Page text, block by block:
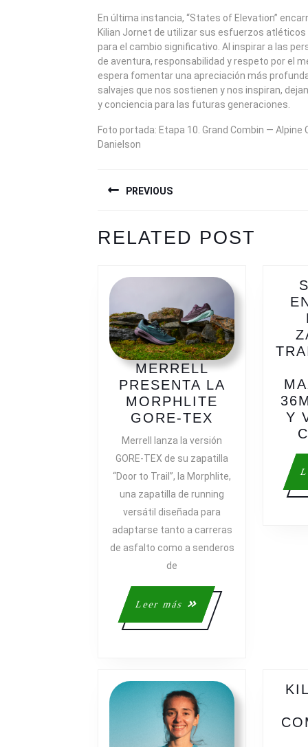
En última instancia, “States of Elevation”
Kilian Jornet de utilizar sus esfuerzos
para el cambio significativo. Al inspirar a las
de aventura, responsabilidad y respeto por el
espera fomentar una apreciación más
salvajes que nos sostienen y nos inspiran,
y conciencia para las futuras generaciones.
Foto portada: Etapa 10. Grand Combin —
Danielson
DE
ENTRADAS
PREVIOUS
post:
RELATED POST
MERRELL
PRESENTA LA
MORPHLITE
GORE-TEX
PRESENTA
LA
MORPHLITE
GORE-
TEX
Merrell lanza la versión
GORE-TEX de su zapatilla
“Door to Trail”, la Morphlite,
una zapatilla de running
versátil diseñada para
adaptarse tanto a carreras
de asfalto como a senderos
de
Leer más
Leer
más
Y